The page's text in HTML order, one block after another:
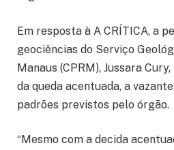
Em resposta à A CRÍTICA, a
geociências do Serviço
Manaus (CPRM), Jussara
da queda acentuada, a
padrões previstos pelo órgão.
“Mesmo com a decida